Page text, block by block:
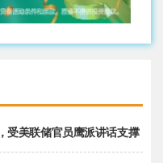
受美联储官员鹰派讲话支撑